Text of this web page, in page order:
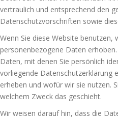
vertraulich und entsprechend den
Datenschutzvorschriften sowie
Wenn Sie diese Website benutzen,
personenbezogene Daten
Daten, mit denen Sie persönlich
vorliegende Datenschutzerklärung
erheben und wofür wir sie nutzen.
welchem Zweck das geschieht.
Wir weisen darauf hin, dass die